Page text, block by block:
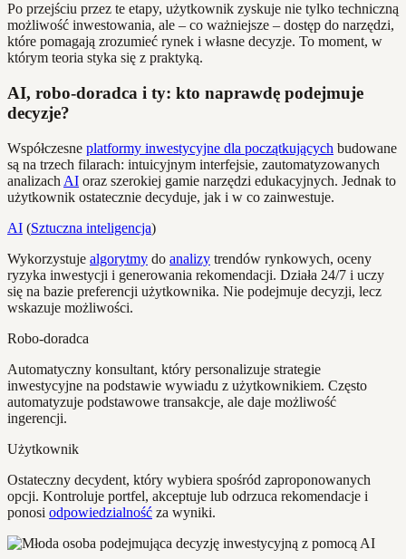
Po przejściu przez te etapy, użytkownik zyskuje nie tylko techniczną
możliwość inwestowania, ale – co ważniejsze – dostęp do narzędzi,
które pomagają zrozumieć rynek i własne decyzje. To moment, w
którym teoria styka się z praktyką.
AI, robo-doradca i ty: kto naprawdę podejmuje
decyzje?
Współczesne platformy inwestycyjne dla początkujących budowane
są na trzech filarach: intuicyjnym interfejsie, zautomatyzowanych
analizach AI oraz szerokiej gamie narzędzi edukacyjnych. Jednak to
użytkownik ostatecznie decyduje, jak i w co zainwestuje.
AI (Sztuczna inteligencja)
Wykorzystuje algorytmy do analizy trendów rynkowych, oceny
ryzyka inwestycji i generowania rekomendacji. Działa 24/7 i uczy
się na bazie preferencji użytkownika. Nie podejmuje decyzji, lecz
wskazuje możliwości.
Robo-doradca
Automatyczny konsultant, który personalizuje strategie
inwestycyjne na podstawie wywiadu z użytkownikiem. Często
automatyzuje podstawowe transakcje, ale daje możliwość
ingerencji.
Użytkownik
Ostateczny decydent, który wybiera spośród zaproponowanych
opcji. Kontroluje portfel, akceptuje lub odrzuca rekomendacje i
ponosi odpowiedzialność za wyniki.